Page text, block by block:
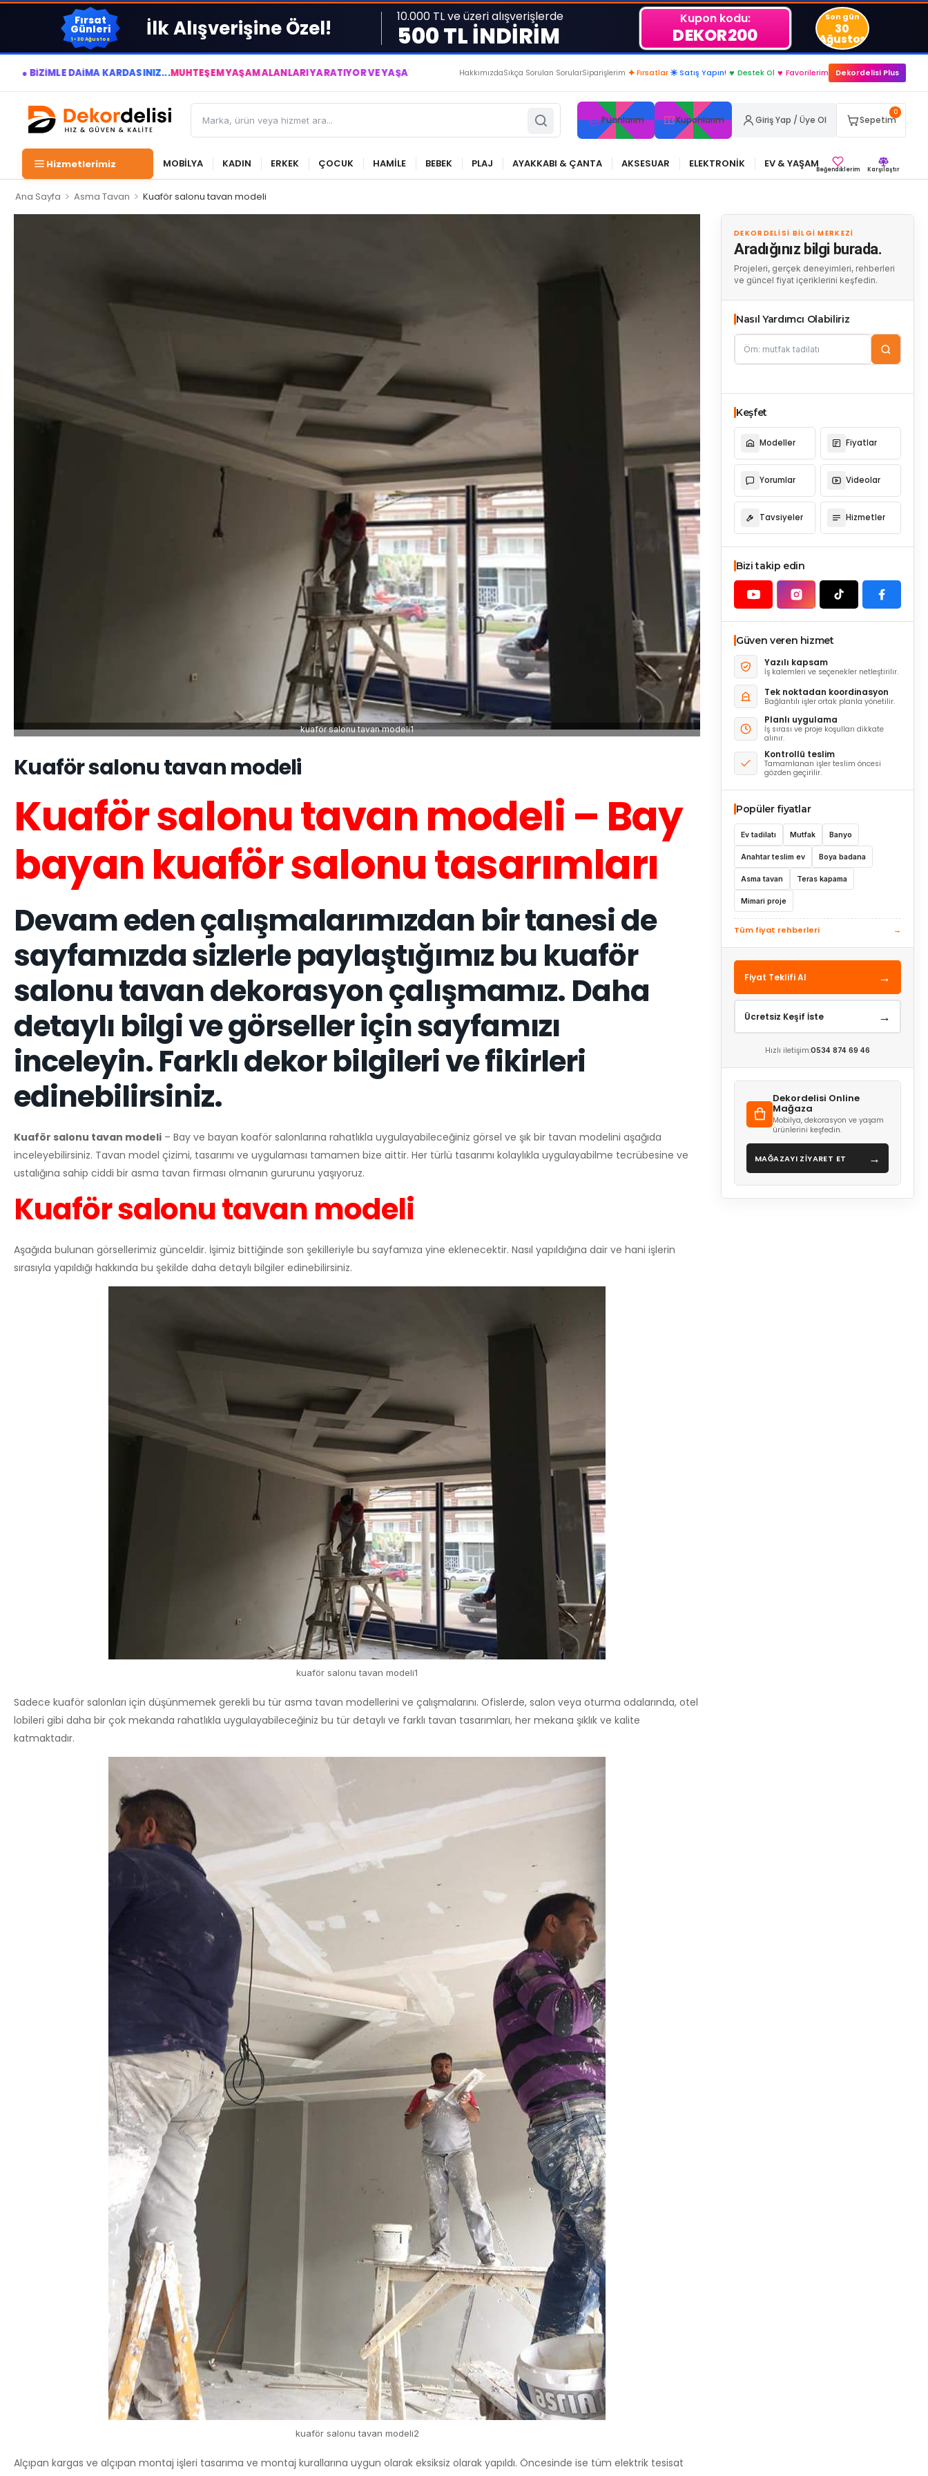
Fırsat
Günleri
1-30 Ağustos İlk Alışverişine Özel! 10.000 TL ve üzeri alışverişlerde
500 TL İNDİRİM
Kupon kodu:
DEKOR200
Son gün
30
Ağustos
DAİMA KÂRDASINIZ...MUHTEŞEM YAŞAM ALANLARI YARATIYOR VE YAŞATIYORUZ ● BİZİMLE DAİMA KÂRDASINIZ...
HakkımızdaSıkça Sorulan SorularSiparişlerim ✦ Fırsatlar ☀ Satış Yapın! ♥ Destek Ol ♥ Favorilerim Dekordelisi Plus
Puanlarım Kuponlarım Giriş Yap / Üye Ol
0
Sepetim
Hizmetlerimiz MOBİLYA KADIN ERKEK ÇOCUK HAMİLE BEBEK PLAJ AYAKKABI & ÇANTA AKSESUAR ELEKTRONİK EV & YAŞAMBeğendiklerim Karşılaştır
Ana Sayfa > Asma Tavan > Kuaför salonu tavan modeli
DEKORDELISI BILGI MERKEZI
Aradığınız bilgi burada.
Projeleri, gerçek deneyimleri, rehberleri
ve güncel fiyat içeriklerini keşfedin.
Nasıl Yardımcı Olabiliriz
Keşfet
Modeller Fiyatlar
Yorumlar Videolar
Tavsiyeler Hizmetler
Bizi takip edin
Güven veren hizmet
Yazılı kapsam
İş kalemleri ve seçenekler netleştirilir.
Tek noktadan koordinasyon
Bağlantılı işler ortak planla yönetilir.
Planlı uygulama
İş sırası ve proje koşulları dikkate
alınır.
Kontrollü teslim
Tamamlanan işler teslim öncesi
gözden geçirilir.
Popüler fiyatlar
Ev tadilatı Mutfak Banyo
Anahtar teslim ev Boya badana
Asma tavan Teras kapama
Mimari proje
Tüm fiyat rehberleri →
Fiyat Teklifi Al →
Ücretsiz Keşif İste →
Hızlı iletişim:0534 874 69 46
Dekordelisi Online
Mağaza
Mobilya, dekorasyon ve yaşam
ürünlerini keşfedin.
MAĞAZAYI ZİYARET ET →
kuaför salonu tavan modeli1
Kuaför salonu tavan modeli
Kuaför salonu tavan modeli – Bay
bayan kuaför salonu tasarımları
Devam eden çalışmalarımızdan bir tanesi de
sayfamızda sizlerle paylaştığımız bu kuaför
salonu tavan dekorasyon çalışmamız. Daha
detaylı bilgi ve görseller için sayfamızı
inceleyin. Farklı dekor bilgileri ve fikirleri
edinebilirsiniz.
Kuaför salonu tavan modeli – Bay ve bayan koaför salonlarına rahatlıkla uygulayabileceğiniz görsel ve şık bir tavan modelini aşağıda
inceleyebilirsiniz. Tavan model çizimi, tasarımı ve uygulaması tamamen bize aittir. Her türlü tasarımı kolaylıkla uygulayabilme tecrübesine ve
ustalığına sahip ciddi bir asma tavan firması olmanın gururunu yaşıyoruz.
Kuaför salonu tavan modeli
Aşağıda bulunan görsellerimiz günceldir. İşimiz bittiğinde son şekilleriyle bu sayfamıza yine eklenecektir. Nasıl yapıldığına dair ve hani işlerin
sırasıyla yapıldığı hakkında bu şekilde daha detaylı bilgiler edinebilirsiniz.
kuaför salonu tavan modeli1
Sadece kuaför salonları için düşünmemek gerekli bu tür asma tavan modellerini ve çalışmalarını. Ofislerde, salon veya oturma odalarında, otel
lobileri gibi daha bir çok mekanda rahatlıkla uygulayabileceğiniz bu tür detaylı ve farklı tavan tasarımları, her mekana şıklık ve kalite
katmaktadır.
kuaför salonu tavan modeli2
Alçıpan kargas ve alçıpan montaj işleri tasarıma ve montaj kurallarına uygun olarak eksiksiz olarak yapıldı. Öncesinde ise tüm elektrik tesisat